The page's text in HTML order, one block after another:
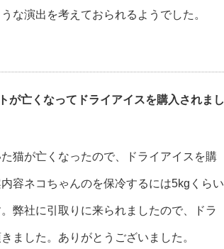
な演出を考えておられるようでした。
が亡くなってドライアイスを購入されまし
猫が亡くなったので、ドライアイスを購
容ネコちゃんのを保冷するには5kgくらい
弊社に引取りに来られましたので、ドラ
ました。ありがとうございました。